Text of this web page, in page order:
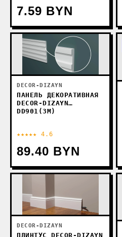
7.59 BYN
DECOR-DIZAYN
ПАНЕЛЬ ДЕКОРАТИВНАЯ
DECOR-DIZAYN
DD901(3М)
★★★★★ 4.6
89.40 BYN
DECOR-DIZAYN
ПЛИНТУС DECOR-DIZAYN